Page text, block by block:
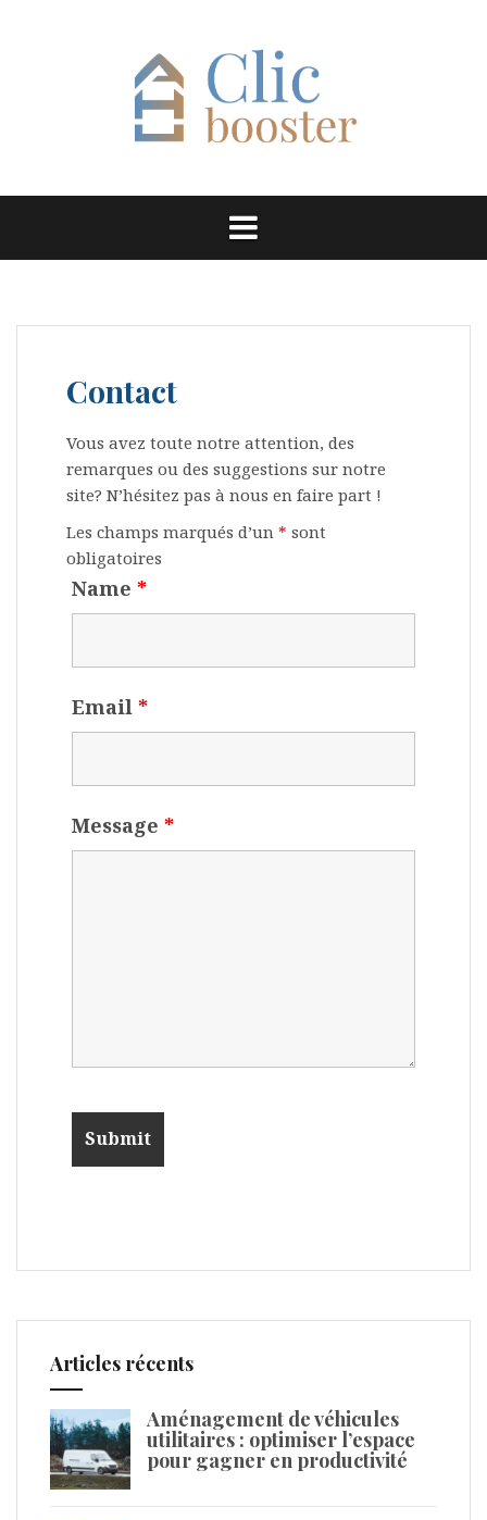
Contact
Vous avez toute notre attention, des
remarques ou des suggestions sur notre
site? N’hésitez pas à nous en faire part !
Les champs marqués d’un * sont
obligatoires
Name *
Email *
Message *
Articles récents
Aménagement de véhicules
utilitaires : optimiser l’espace
pour gagner en productivité